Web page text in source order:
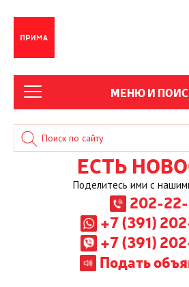
МЕНЮ И
ЕСТЬ
Поделитесь ими с
202-
+7 (391)
+7 (391)
Подать